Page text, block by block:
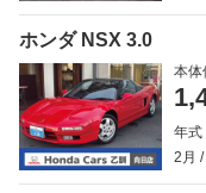
ホンダ NSX 3.0
本体
年式
2月